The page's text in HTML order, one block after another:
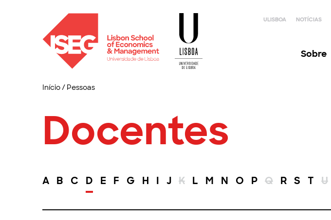
ULISBOA NOTÍCIAS
Sobre
Início/ Pessoas
Docentes
A B C D E F G H I J K L M N O P Q R S T U